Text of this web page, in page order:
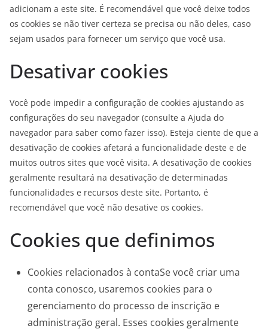
adicionam a este site. É recomendável que você deixe todos
os cookies se não tiver certeza se precisa ou não deles, caso
sejam usados ​​para fornecer um serviço que você usa.
Desativar cookies
Você pode impedir a configuração de cookies ajustando as
configurações do seu navegador (consulte a Ajuda do
navegador para saber como fazer isso). Esteja ciente de que a
desativação de cookies afetará a funcionalidade deste e de
muitos outros sites que você visita. A desativação de cookies
geralmente resultará na desativação de determinadas
funcionalidades e recursos deste site. Portanto, é
recomendável que você não desative os cookies.
Cookies que definimos
Cookies relacionados à contaSe você criar uma
conta conosco, usaremos cookies para o
gerenciamento do processo de inscrição e
administração geral. Esses cookies geralmente